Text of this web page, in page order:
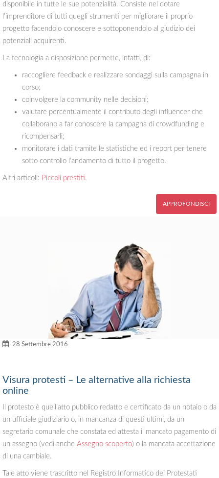
disponibile in tutte le sue potenzialità. Consiste nel dotare
l’imprenditore di tutti quegli strumenti per migliorare il proprio
progetto facendolo conoscere e sottoponendolo al giudizio dei
potenziali acquirenti.
La tecnologia a disposizione permette, infatti, di:
raccogliere feedback e realizzare sondaggi sulla campagna in
corso;
coinvolgere la community nelle decisioni;
valutare percentualmente il contributo degli influencer che
collaborano a far conoscere la campagna di crowdfunding e
ricompensarli;
monitorare i dati tramite le statistiche ed i report per tenere
sotto controllo l’andamento di tutto il progetto.
Altri articoli: Piccoli prestiti.
APPROFONDISCI
28 Settembre 2016
Visura protesti – Le alternative alla richiesta
online
Il protesto è quell’atto pubblico redatto e certificato da un notaio o da
un ufficiale giudiziario o, in mancanza di questi ultimi, da un
segretario comunale che constata ed attesta il mancato pagamento di
un assegno (vedi anche Assegno scoperto) o la mancata accettazione
di una cambiale.
Tale atto viene trascritto nel Registro Informatico dei Protestati